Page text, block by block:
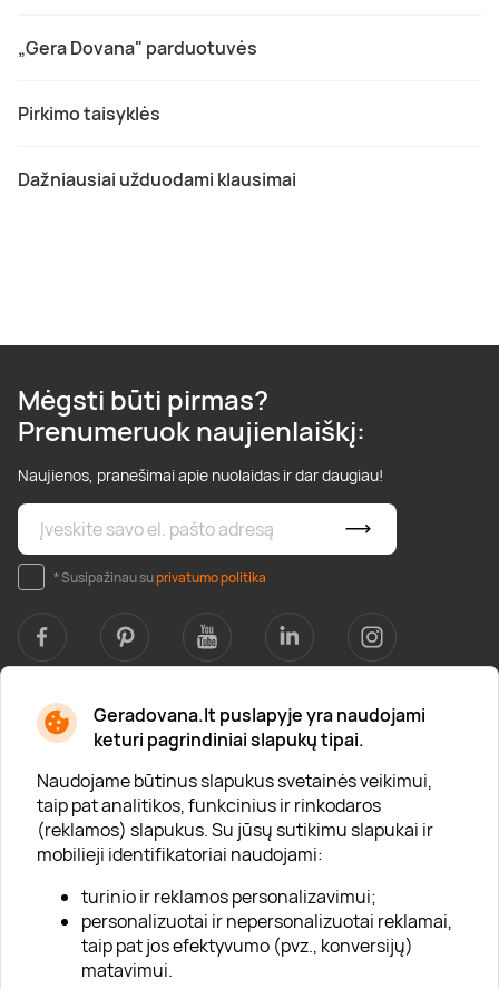
Geradovana.lt puslapyje yra naudojami
keturi pagrindiniai slapukų tipai.
Naudojame būtinus slapukus svetainės veikimui,
taip pat analitikos, funkcinius ir rinkodaros
(reklamos) slapukus. Su jūsų sutikimu slapukai ir
mobilieji identifikatoriai naudojami:
turinio ir reklamos personalizavimui;
personalizuotai ir nepersonalizuotai reklamai,
taip pat jos efektyvumo (pvz., konversijų)
matavimui.
„Gera Dovana" parduotuvės
Pirkimo taisyklės
Dažniausiai užduodami klausimai
Mėgsti būti pirmas?
Prenumeruok naujienlaiškį:
Naujienos, pranešimai apie nuolaidas ir dar daugiau!
* Susipažinau suprivatumo politika
Apie mus
Apie „Gera Dovana“
Lojalumo klubas
Karjera
Visi partneriai
Kontaktai
Tinklaraštis